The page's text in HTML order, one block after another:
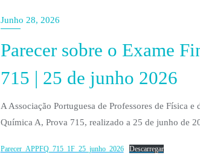
Junho 28, 2026
Parecer sobre o Exame
715 | 25 de junho 2026
A Associação Portuguesa de Professores de Física
Química A, Prova 715, realizado a 25 de junho de
Parecer_APPFQ_715_1F_25_junho_2026 Descarregar